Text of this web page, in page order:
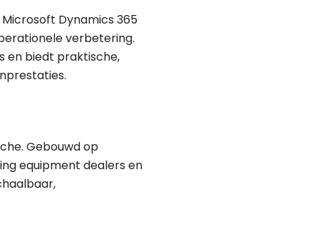
Dynamics 365
verbetering.
en biedt praktische,
Gebouwd op
equipment dealers en